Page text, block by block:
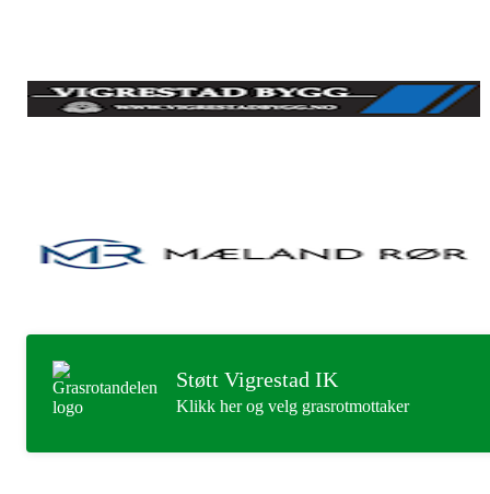
Støtt Vigrestad IK
Klikk her og velg grasrotmottaker